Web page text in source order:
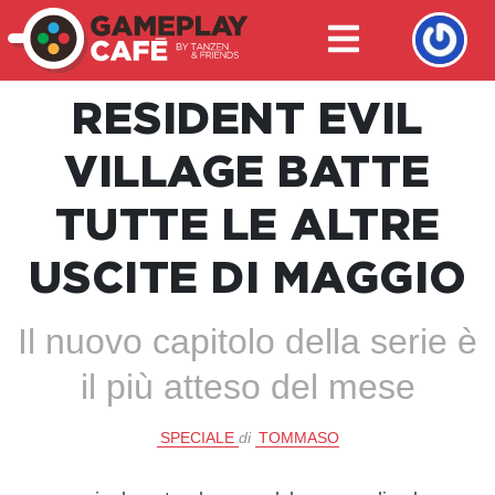
RESIDENT EVIL
VILLAGE BATTE
TUTTE LE ALTRE
USCITE DI MAGGIO
Il nuovo capitolo della serie è
il più atteso del mese
SPECIALE di TOMMASO